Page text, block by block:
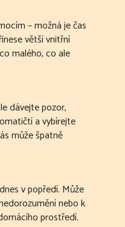
– možná je čas
větší vnitřní
malého, co ale
dávejte pozor,
a vybírejte
může špatně
v popředí. Může
nebo k
prostředí.